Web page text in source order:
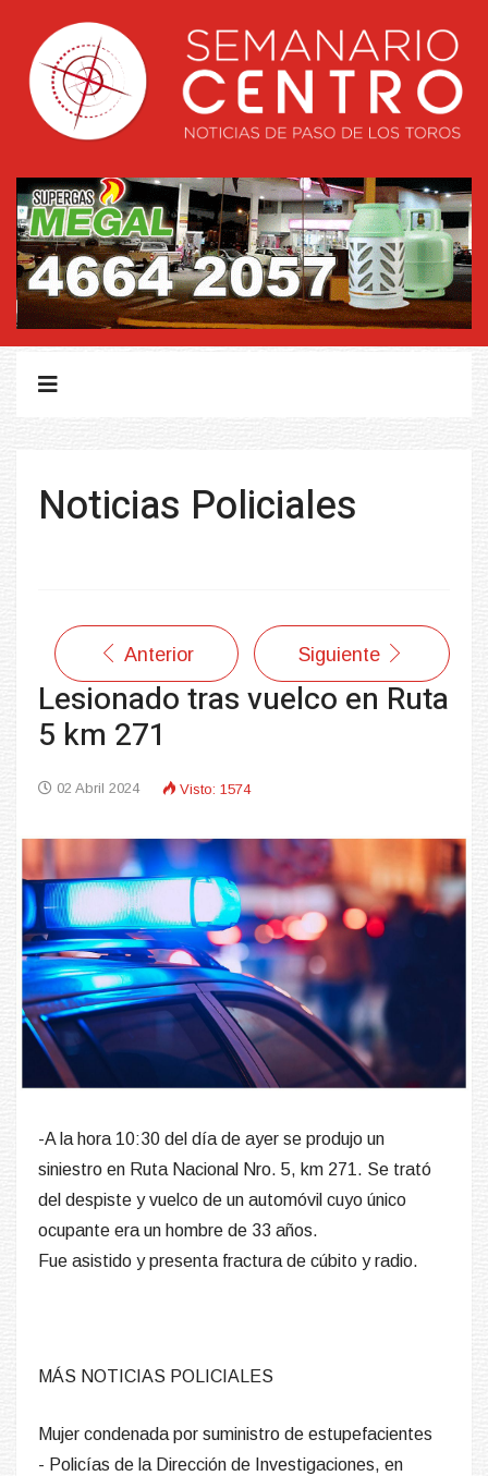
Noticias Policiales
Anterior Siguiente
Lesionado tras vuelco en Ruta
5 km 271
02 Abril 2024 Visto: 1574
-A la hora 10:30 del día de ayer se produjo un
siniestro en Ruta Nacional Nro. 5, km 271. Se trató
del despiste y vuelco de un automóvil cuyo único
ocupante era un hombre de 33 años.
Fue asistido y presenta fractura de cúbito y radio.
MÁS NOTICIAS POLICIALES
Mujer condenada por suministro de estupefacientes
- Policías de la Dirección de Investigaciones, en